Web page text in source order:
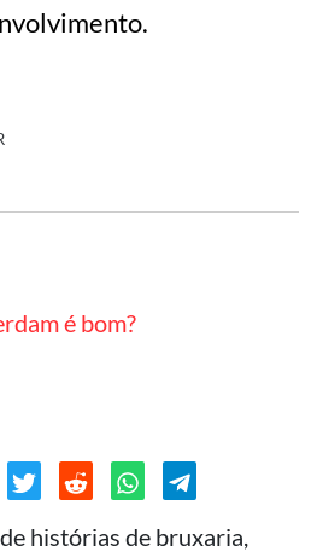
é bom?
histórias de bruxaria,